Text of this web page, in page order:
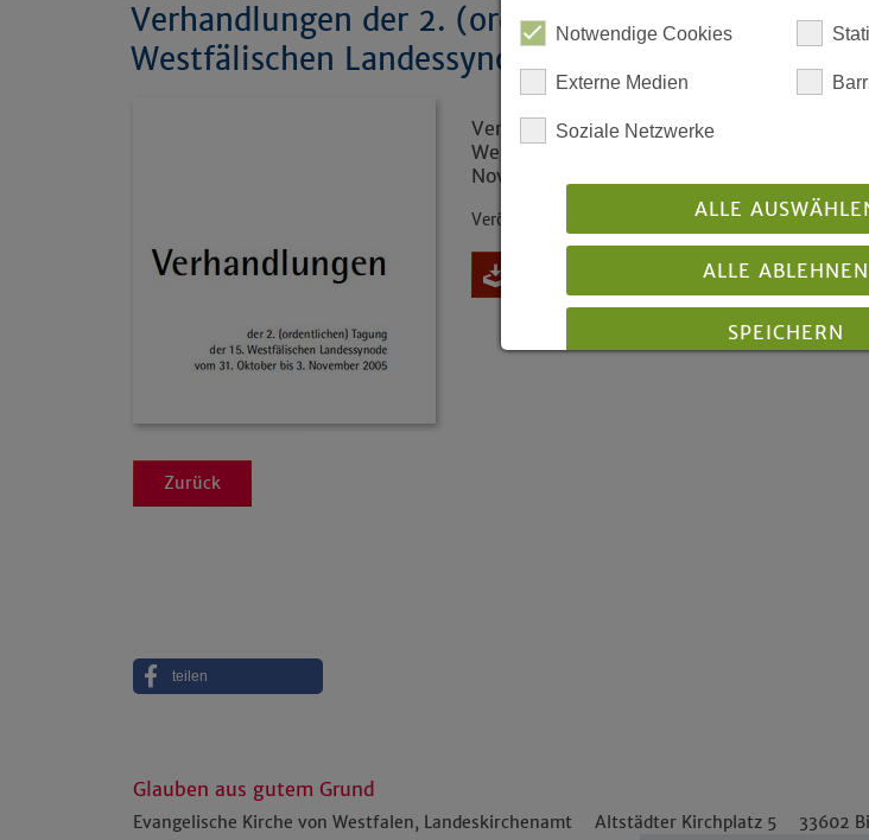
Verhandlungen der 2. (ordentlichen) Tagung der
Westfälischen Landessynode 2005
Verhandlungen der 2. (ordentlichen)
Westfälischen Landessynode vom 31.
November 2005
Veröffentlicht: 11/2005
Zurück
teilen
Glauben aus gutem Grund
Evangelische Kirche von Westfalen, Landeskirchenamt Altstädter Kirchplatz 5 33602
Notwendige Cookies
Externe Medien
Soziale Netzwerke
ALLE
ALLE ABLEHNEN
SPEICHERN